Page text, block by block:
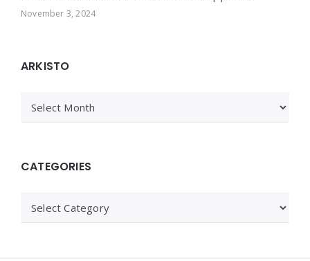
November 3, 2024
ARKISTO
CATEGORIES